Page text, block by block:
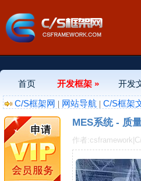
首页 开发框架 » 开发
C/S框架网 | 网站导航 | C/S框架
MES系统 - 质
作者